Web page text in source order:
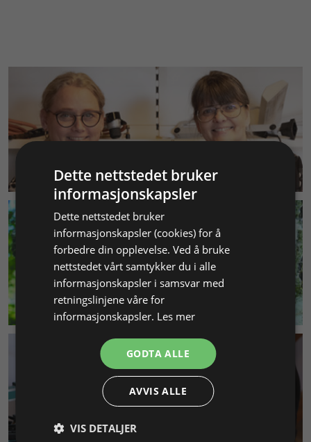
KUNDESERVICE
MILJØ & BÆREKRAFT
SMYKKEKURS
Dette nettstedet bruker
informasjonskapsler
Dette nettstedet bruker
informasjonskapsler (cookies) for å
forbedre din opplevelse. Ved å bruke
nettstedet vårt samtykker du i alle
informasjonskapsler i samsvar med
retningslinjene våre for
informasjonskapsler. Les mer
GODTA ALLE
AVVIS ALLE
VIS DETALJER